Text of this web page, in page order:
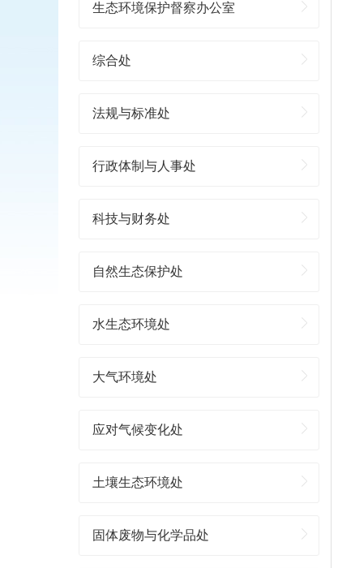
生态环境保护督察办公室
综合处
法规与标准处
行政体制与人事处
科技与财务处
自然生态保护处
水生态环境处
大气环境处
应对气候变化处
土壤生态环境处
固体废物与化学品处